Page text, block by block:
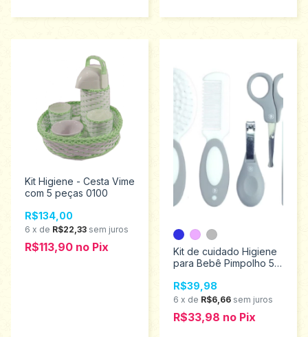
Kit Higiene - Cesta Vime
com 5 peças 0100
R$134,00
6 x de R$22,33 sem juros
R$113,90 no Pix
Kit de cuidado Higiene
para Bebê Pimpolho 5
R$39,98
6 x de R$6,66 sem juros
R$33,98 no Pix